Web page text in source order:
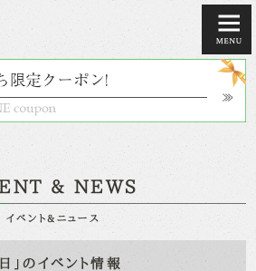
& NEWS
イベント&ニュース
のイベント情報